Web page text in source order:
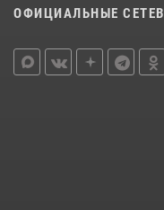
ОФИЦИАЛЬНЫЕ